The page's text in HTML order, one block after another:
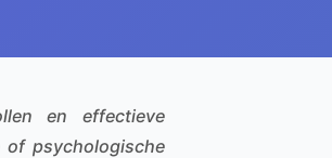
en effectieve
of psychologische